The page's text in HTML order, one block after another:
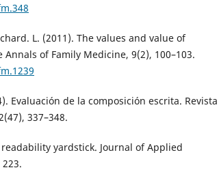
L. (2011). The values and value of
of Family Medicine, 9(2), 100–103.
Evaluación de la composición escrita. Revista
337–348.
readability yardstick. Journal of Applied